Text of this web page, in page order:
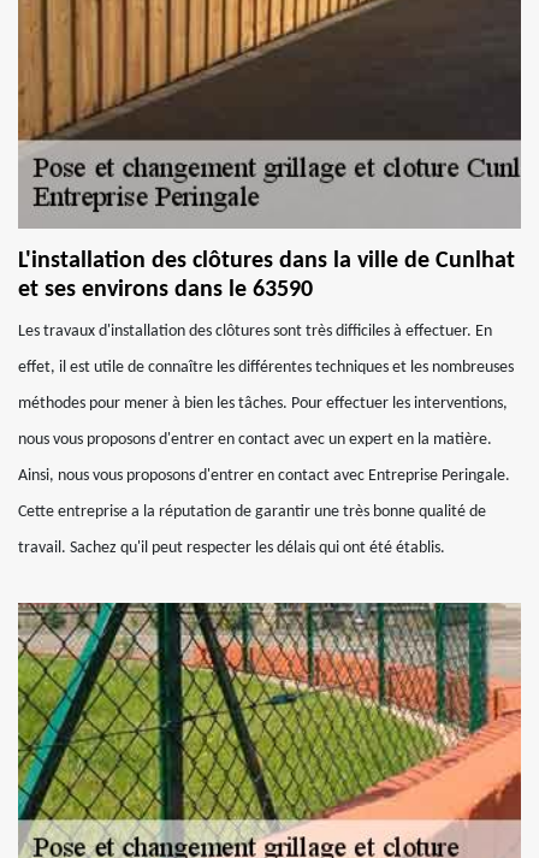
L'installation des clôtures dans la ville de Cunlhat
et ses environs dans le 63590
Les travaux d'installation des clôtures sont très difficiles à effectuer. En
effet, il est utile de connaître les différentes techniques et les nombreuses
méthodes pour mener à bien les tâches. Pour effectuer les interventions,
nous vous proposons d'entrer en contact avec un expert en la matière.
Ainsi, nous vous proposons d'entrer en contact avec Entreprise Peringale.
Cette entreprise a la réputation de garantir une très bonne qualité de
travail. Sachez qu'il peut respecter les délais qui ont été établis.